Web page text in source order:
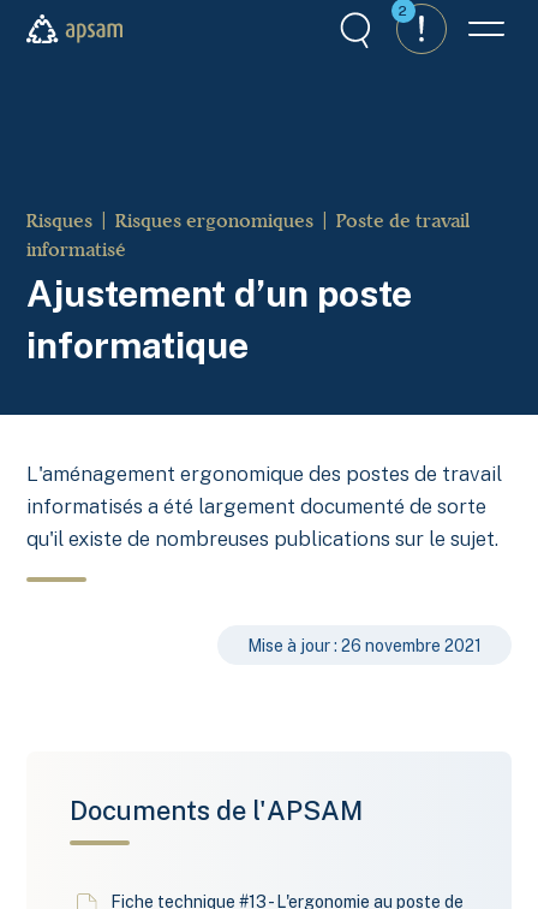
Aller au contenu principal
RechercheAlertes
2
Menu
Risques Risques ergonomiques
Poste de travail
informatisé
Ajustement d’un poste
informatique
L'aménagement ergonomique des postes de travail
informatisés a été largement documenté de sorte
qu'il existe de nombreuses publications sur le sujet.
Mise à jour : 26 novembre 2021
Documents de l'APSAM
Fiche technique #13 - L'ergonomie au poste de